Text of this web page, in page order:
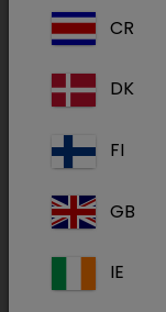
CR
DK
FI
GB
IE